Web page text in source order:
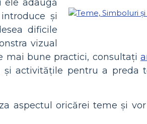
ele adaugă
și
dificile
vizual
mai bune practici, consultați
activitățile pentru a preda
aspectul oricărei teme și